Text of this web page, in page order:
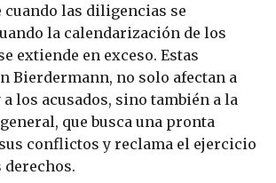
cuando las diligencias se
la calendarización de los
extiende en exceso. Estas
Bierdermann, no solo afectan a
a los acusados, sino también a la
que busca una pronta
conflictos y reclama el ejercicio
derechos.